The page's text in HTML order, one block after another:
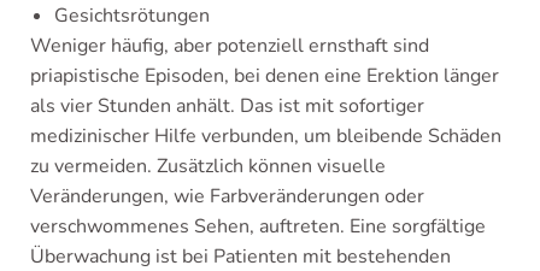
Gesichtsrötungen
Weniger häufig, aber potenziell ernsthaft sind
priapistische Episoden, bei denen eine Erektion länger
als vier Stunden anhält. Das ist mit sofortiger
medizinischer Hilfe verbunden, um bleibende Schäden
zu vermeiden. Zusätzlich können visuelle
Veränderungen, wie Farbveränderungen oder
verschwommenes Sehen, auftreten. Eine sorgfältige
Überwachung ist bei Patienten mit bestehenden